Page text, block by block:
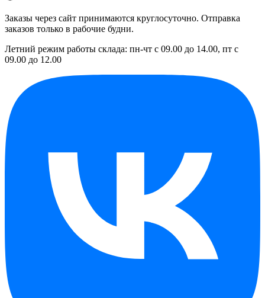
Заказы через сайт принимаются круглосуточно. Отправка
заказов только в рабочие будни.
Летний режим работы склада: пн-чт с 09.00 до 14.00, пт с
09.00 до 12.00